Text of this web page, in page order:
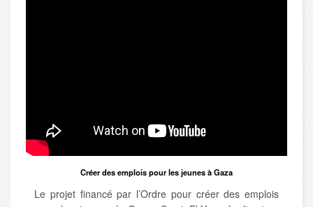
Créer des emplois pour les jeunes à Gaza
Le projet financé par l’Ordre pour créer des emplois